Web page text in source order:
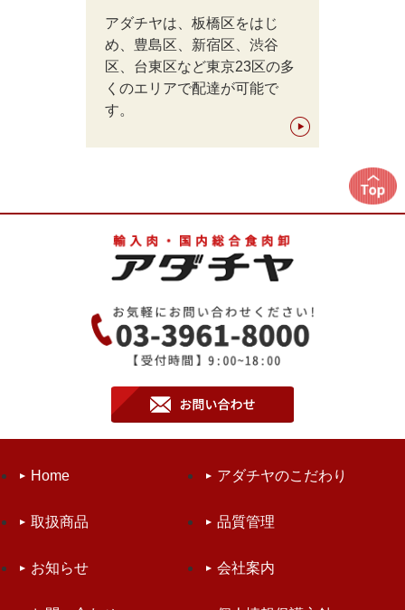
アダチヤは、板橋区をはじ
め、豊島区、新宿区、渋谷
区、台東区など東京23区の多
くのエリアで配達が可能で
す。
Home アダチヤのこだわり
取扱商品 品質管理
お知らせ 会社案内